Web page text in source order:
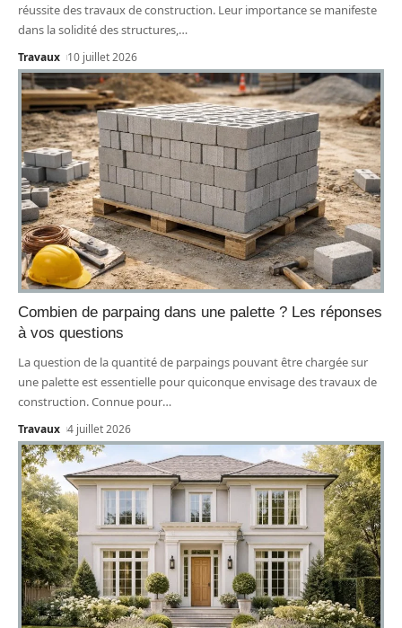
réussite des travaux de construction. Leur importance se manifeste
dans la solidité des structures,…
Travaux 10 juillet 2026
Combien de parpaing dans une palette ? Les réponses
à vos questions
La question de la quantité de parpaings pouvant être chargée sur
une palette est essentielle pour quiconque envisage des travaux de
construction. Connue pour…
Travaux 4 juillet 2026